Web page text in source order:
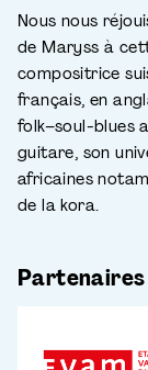
Nous nous
de Maryss à
compositrice
français, en
folk–soul-blues
guitare, son
africaines
de la kora.
Partenaires